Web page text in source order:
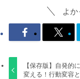
よか
【保存版】自発的
変える！行動変容